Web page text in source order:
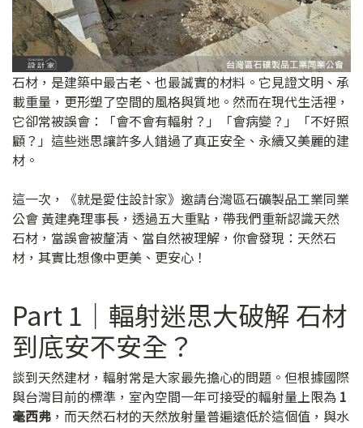
石材，是建築中最古老、也最誠實的材料。它見證文明、承
載重量，更形塑了空間的風格與質地。然而在現代生活裡，
它卻常被誤會：「會不會有輻射？」「會病變？」「不好照
顧？」這些迷思讓許多人錯過了真正安全、永續又美麗的建
材。
這一次，《就是愛住設計家》邀請台灣區石礦製品工業同業
公會 黃建堯理事長，透過五大重點，帶我們重新認識天然
石材，當誤會被釐清、當自然被理解，你會發現：天然石
材，其實比想像中更美、更安心！
Part 1｜輻射迷思大破解 石材
到底安不安全？
談到天然建材，輻射常是大家最先擔心的問題。但根據國際
與台灣目前的標準，室內空間一年可接受的輻射量上限為 1
毫西弗 ，而天然石材的天然放射量普遍遠低於這個值，與水